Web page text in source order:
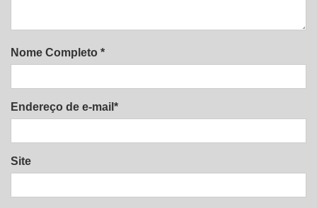
Nome Completo *
Endereço de e-mail*
Site